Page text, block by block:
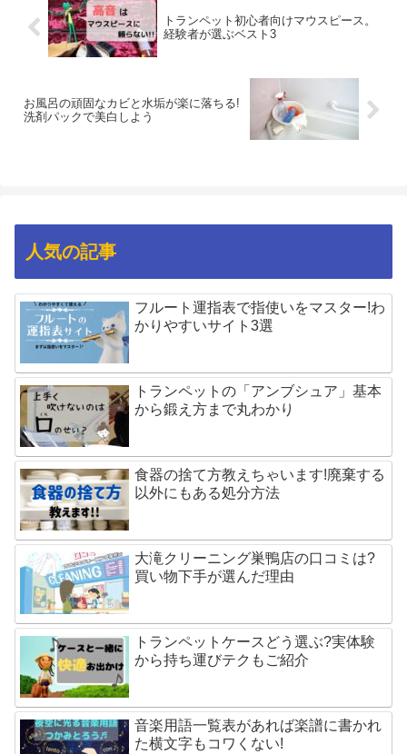
トランペット初心者向けマウスピース。
経験者が選ぶベスト3
お風呂の頑固なカビと水垢が楽に落ちる!
洗剤パックで美白しよう
人気の記事
フルート運指表で指使いをマスター!わ
かりやすいサイト3選
トランペットの「アンブシュア」基本
から鍛え方まで丸わかり
食器の捨て方教えちゃいます!廃棄する
以外にもある処分方法
大滝クリーニング巣鴨店の口コミは?
買い物下手が選んだ理由
トランペットケースどう選ぶ?実体験
から持ち運びテクもご紹介
音楽用語一覧表があれば楽譜に書かれ
た横文字もコワくない!